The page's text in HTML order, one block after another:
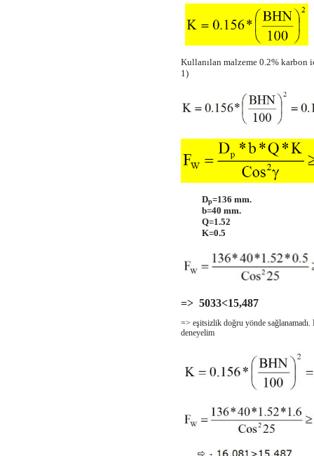
Kullanılan malzeme 0.2%
1)
Dp=136 mm.
b=40 mm.
Q=1.52
K=0.5
=> 5033<15,487
=> eşitsizlik doğru yönde
deneyelim